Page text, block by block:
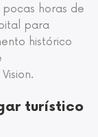
pocas horas de
para
histórico
turístico